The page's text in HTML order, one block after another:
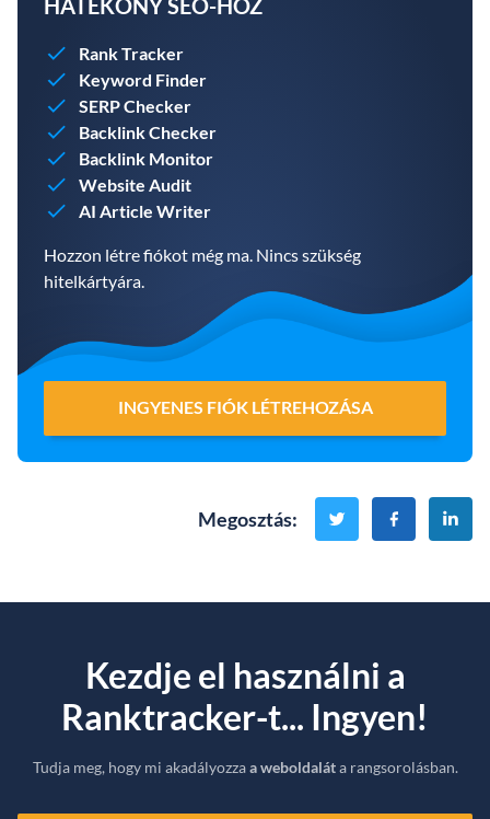
HATÉKONY SEO-HOZ
Rank Tracker
Keyword Finder
SERP Checker
Backlink Checker
Backlink Monitor
Website Audit
AI Article Writer
Hozzon létre fiókot még ma. Nincs szükség
hitelkártyára.
INGYENES FIÓK LÉTREHOZÁSA
Megosztás:
Kezdje el használni a
Ranktracker-t... Ingyen!
Tudja meg, hogy mi akadályozzaa weboldaláta rangsorolásban.